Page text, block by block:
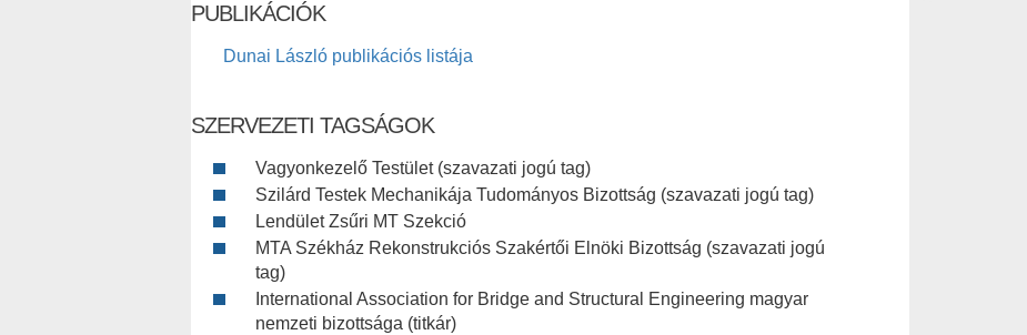
PUBLIKÁCIÓK
Dunai László publikációs listája
SZERVEZETI TAGSÁGOK
Vagyonkezelő Testület (szavazati jogú tag)
Szilárd Testek Mechanikája Tudományos Bizottság (szavazati jogú tag)
Lendület Zsűri MT Szekció
MTA Székház Rekonstrukciós Szakértői Elnöki Bizottság (szavazati jogú
tag)
International Association for Bridge and Structural Engineering magyar
nemzeti bizottsága (titkár)